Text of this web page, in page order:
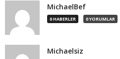
MichaelBef
0 HABERLER 0 YORUMLAR
Michaelsiz